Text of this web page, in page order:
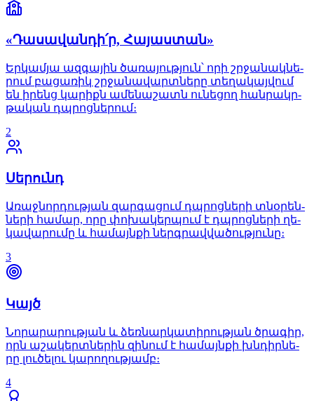
«Դա­սա­վան­դի՛ր, Հա­յաս­տան»
Եր­կամ­յա ազ­գա­յին ծա­ռա­յութ­յուն՝ որի շրջա­նակ­նե­
րում բա­ցա­ռիկ շրջա­նա­վարտ­նե­րը տե­ղա­կայ­վում
են ի­րենց կա­րիքն ա­մե­նա­շատն ու­նե­ցող հան­րակր­
թա­կան դպրոց­նե­րում։
2
Սե­րունդ
Ա­ռաջ­նոր­դութ­յան զար­գա­ցում դպրոց­նե­րի տնօ­րեն­
նե­րի հա­մար, որը փո­խա­կեր­պում է դպրոց­նե­րի ղե­
կա­վա­րու­մը և հա­մայն­քի ներգ­րավ­վա­ծութ­յու­նը։
3
Կայծ
Նո­րա­րա­րութ­յան և ձեռ­նար­կա­տի­րութ­յան ծրա­գիր,
որն ա­շա­կերտ­նե­րին զի­նում է հա­մայն­քի խնդիր­նե­
րը լու­ծե­լու կա­րո­ղութ­յամբ։
4